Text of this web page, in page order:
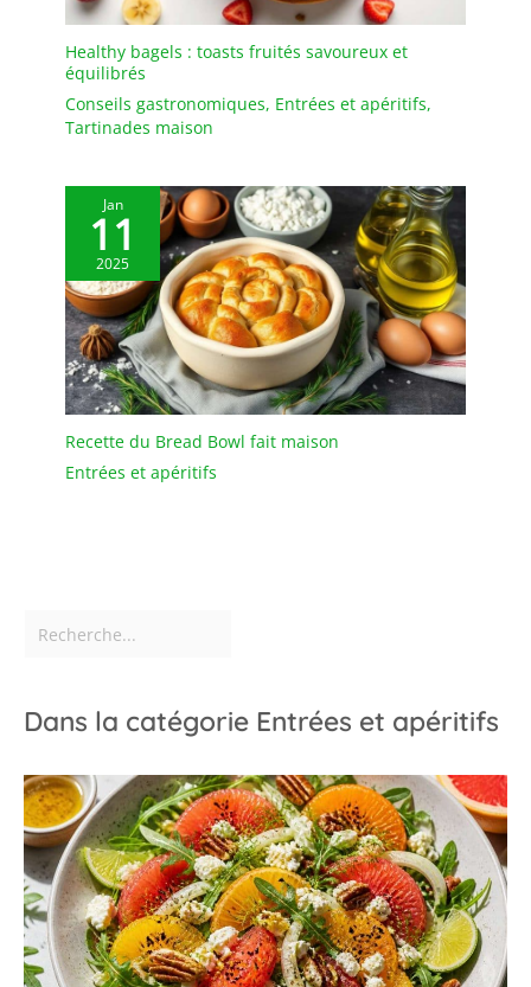
bols à céréales et repas
couvre tous les besoins
cadeau raffiné en fait un
Healthy bagels : toasts fruités savoureux et
équilibrés
Conseils gastronomiques, Entrées et apéritifs,
Tartinades maison
Jan
11
2025
Recette du Bread Bowl fait maison
Entrées et apéritifs
Dans la catégorie Entrées et apéritifs